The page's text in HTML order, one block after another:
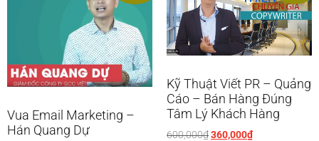
Vua Email Marketing –
Hán Quang Dự
Kỹ Thuật Viết PR – Quảng
Cáo – Bán Hàng Đúng
Tâm Lý Khách Hàng
600,000₫360,000₫